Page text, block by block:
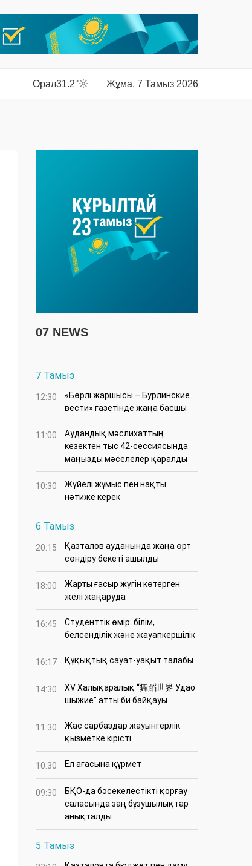
Орал31.2° Жұма, 7 Тамыз 2026
07 NEWS
7 Тамыз
12:30
«Бөрлі жаршысы – Бурлинские
вести» газетінде жаңа басшы
11:00
Аудандық мәслихаттың
кезектен тыс 42-сессиясында
маңызды мәселелер қаралды
10:30
Жүйелі жұмыс пен нақты
нәтиже керек
6 Тамыз
20:15
Қазталов ауданында жаңа өрт
сөндіру бекеті ашылды
18:00
Жарты ғасыр жүгін көтерген
желі жаңаруда
16:45
Студенттік өмір: білім,
белсенділік және жауапкершілік
16:17 Құқықтық сауат-уақыт талабы
14:30
XV Халықаралық “舞蹈世界 Удао
шыжие” атты би байқауы
11:30
Жас сарбаздар жауынгерлік
қызметке кірісті
10:30 Ел ағасына құрмет
09:30
БҚО-да бәсекелестікті қорғау
саласында заң бұзушылықтар
анықталды
5 Тамыз